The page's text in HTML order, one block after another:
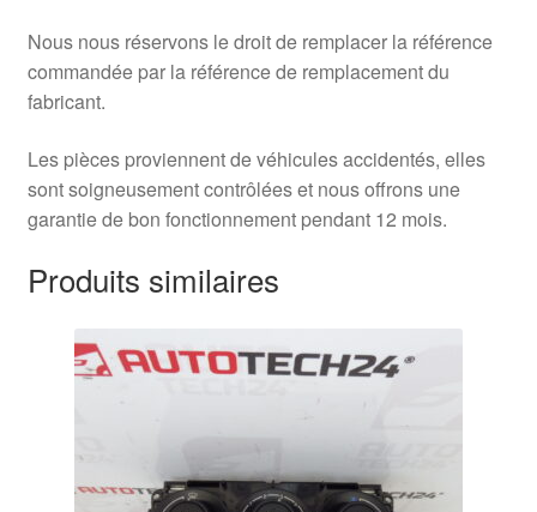
Nous nous réservons le droit de remplacer la référence
commandée par la référence de remplacement du
fabricant.
Les pièces proviennent de véhicules accidentés, elles
sont soigneusement contrôlées et nous offrons une
garantie de bon fonctionnement pendant 12 mois.
Produits similaires